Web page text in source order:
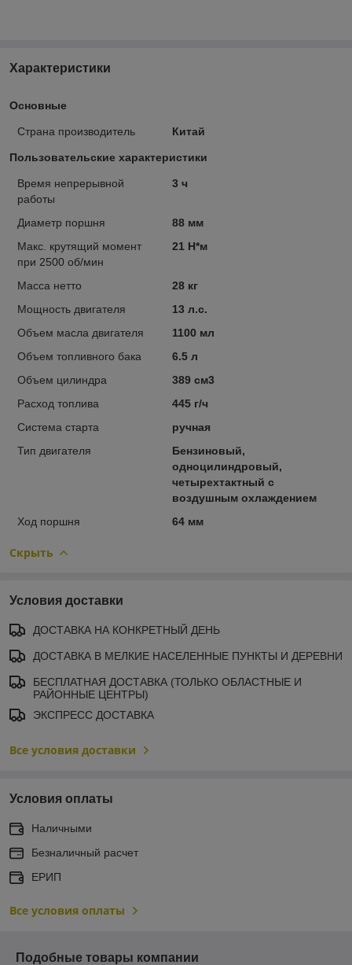
Характеристики
Основные
Страна производитель Китай
Пользовательские характеристики
Время непрерывной
работы
3 ч
Диаметр поршня
88 мм
Макс. крутящий момент
при 2500 об/мин
21 Н*м
Масса нетто
28 кг
Мощность двигателя
13 л.с.
Объем масла двигателя
1100 мл
Объем топливного бака
6.5 л
Объем цилиндра
389 см3
Расход топлива
445 г/ч
Система старта
ручная
Тип двигателя
Бензиновый,
одноцилиндровый,
четырехтактный с
воздушным охлаждением
Ход поршня
64 мм
Скрыть
Условия доставки
ДОСТАВКА НА КОНКРЕТНЫЙ ДЕНЬ
ДОСТАВКА В МЕЛКИЕ НАСЕЛЕННЫЕ ПУНКТЫ И ДЕРЕВНИ
БЕСПЛАТНАЯ ДОСТАВКА (ТОЛЬКО ОБЛАСТНЫЕ И
РАЙОННЫЕ ЦЕНТРЫ)
ЭКСПРЕСС ДОСТАВКА
Все условия доставки
Условия оплаты
Наличными
Безналичный расчет
ЕРИП
Все условия оплаты
Подобные товары компании